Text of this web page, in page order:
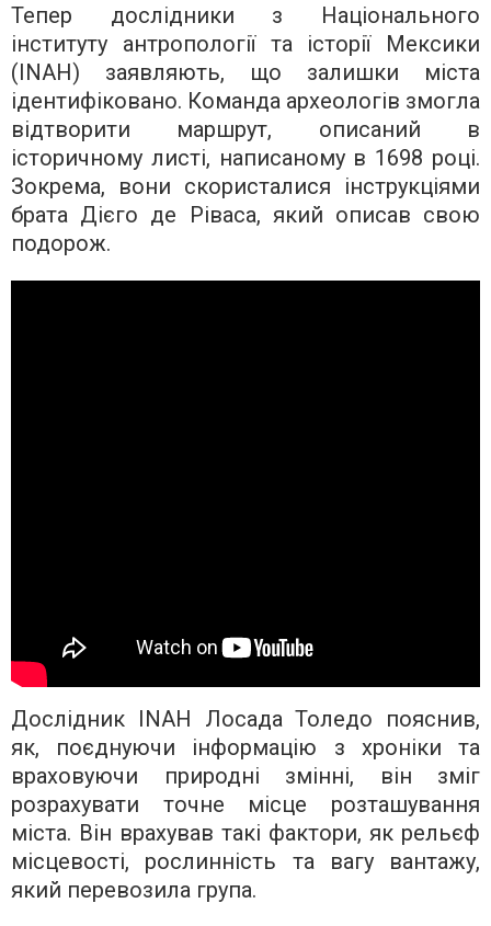
Тепер дослідники з Національного
інституту антропології та історії Мексики
(INAH) заявляють, що залишки міста
ідентифіковано. Команда археологів змогла
відтворити маршрут, описаний в
історичному листі, написаному в 1698 році.
Зокрема, вони скористалися інструкціями
брата Дієго де Ріваса, який описав свою
подорож.
Дослідник INAH Лосада Толедо пояснив,
як, поєднуючи інформацію з хроніки та
враховуючи природні змінні, він зміг
розрахувати точне місце розташування
міста. Він врахував такі фактори, як рельєф
місцевості, рослинність та вагу вантажу,
який перевозила група.